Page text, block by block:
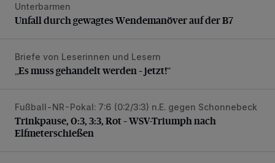
Unfall durch gewagtes Wendemanöver auf der B7
Unterbarmen
Unfall durch gewagtes Wendemanöver auf der B7
„Es muss gehandelt werden – jetzt!“
Briefe von Leserinnen und Lesern
„Es muss gehandelt werden – jetzt!“
Trinkpause, 0:3, 3:3, Rot – WSV-Triumph nach
Fußball-NR-Pokal: 7:6 (0:2/3:3) n.E. gegen Schonnebeck
Trinkpause, 0:3, 3:3, Rot – WSV-Triumph nach
Elfmeterschießen